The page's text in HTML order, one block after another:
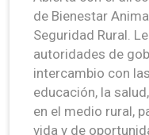
de Bienestar
Seguridad Rural.
autoridades de
intercambio con
educación, la
en el medio rural,
vida y de